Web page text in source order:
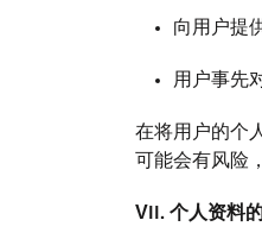
向用户提
用户事先
在将用户的个
可能会有风险
VII. 个人资料